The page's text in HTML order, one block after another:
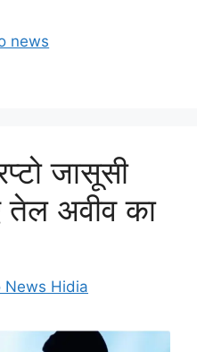
news
जासूसी
अवीव का
News Hidia